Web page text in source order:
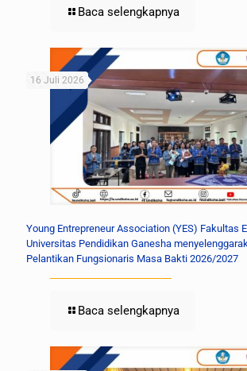
Baca selengkapnya
16 Juli 2026
Young Entrepreneur Association (YES) Fakultas
Universitas Pendidikan Ganesha
Pelantikan Fungsionaris Masa Bakti 2026/2027
Baca selengkapnya